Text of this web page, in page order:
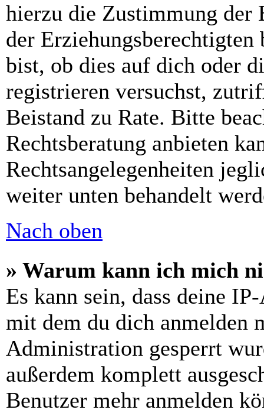
hierzu die Zustimmung der
der
bist, ob dies auf dich oder
registrieren versuchst,
Beistand zu Rate. Bitte
Rechtsberatung anbieten
Rechtsangelegenheiten
weiter unten behandelt
Nach oben
» Warum kann ich mich
Es kann sein, dass deine
mit dem du dich anmelden
Administration gesperrt
außerdem komplett
Benutzer mehr anmelden